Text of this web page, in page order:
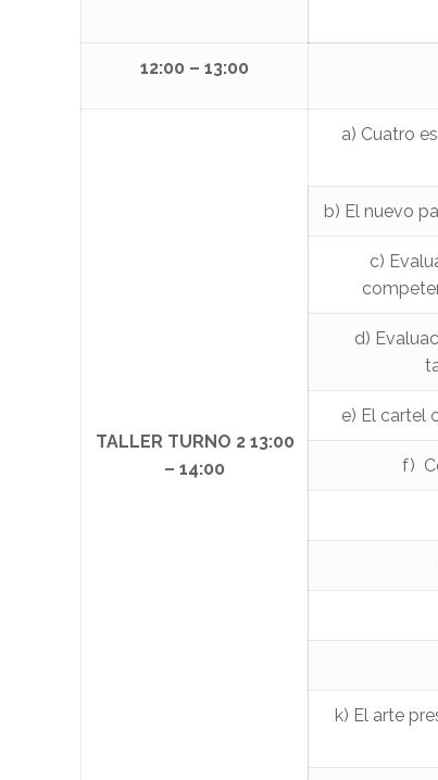
12:00 – 13:00
TALLER TURNO 2 13:00
– 14:00
a) Cuatro
b) El nuevo
c)
d)
e) El cartel
f)
k) El arte